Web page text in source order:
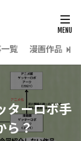
覧 漫画作品
ターロボ手
ら？